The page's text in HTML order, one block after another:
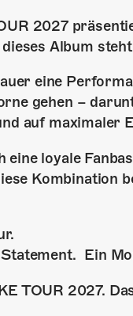
2027
dieses Album
eine
gehen –
auf maximaler
eine loyale
Kombination
Ein
TOUR 2027.